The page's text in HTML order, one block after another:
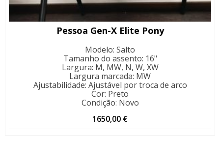
Pessoa Gen-X Elite Pony
Modelo: Salto
Tamanho do assento: 16"
Largura: M, MW, N, W, XW
Largura marcada: MW
Ajustabilidade: Ajustável por troca de arco
Cor: Preto
Condição: Novo
1650,00 €